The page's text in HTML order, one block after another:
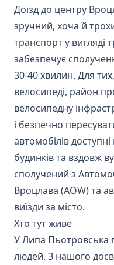
Доїзд до центру
зручний, хоча й
транспорт у вигляді
забезпечує
30-40 хвилин. Для тих,
велосипеді, район
велосипедну
і безпечно
автомобілів
будинків та вздовж
сполучений з
Вроцлава (AOW) та
виїзди за місто.
Хто тут живе
У Липа Пьотровська
людей. З нашого